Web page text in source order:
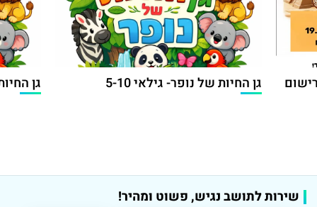
גן החיות של נופר- גילאי 5-10 גן
שירות לתושב נגיש, פשוט ומהיר!